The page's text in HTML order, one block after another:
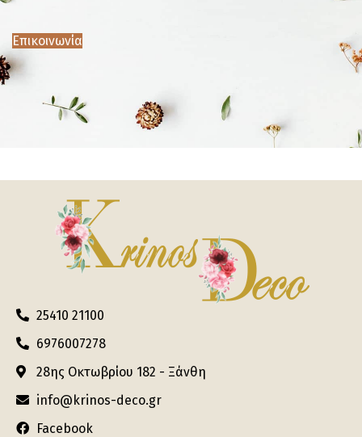
Επικοινωνία
25410 21100
6976007278
28ης Οκτωβρίου 182 - Ξάνθη
info@krinos-deco.gr
Facebook